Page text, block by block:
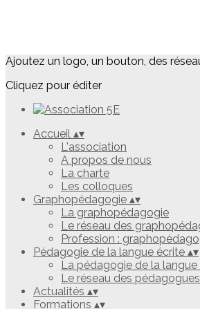
Ajoutez un logo, un bouton, des
Cliquez pour éditer
Accueil ▴▾
L'association
A propos de nous
La charte
Les colloques
Graphopédagogie ▴▾
La graphopédagogie
Le réseau des
Profession :
Pédagogie de la langue écrite ▴▾
La pédagogie de la langue
Le réseau des
Actualités ▴▾
Formations ▴▾